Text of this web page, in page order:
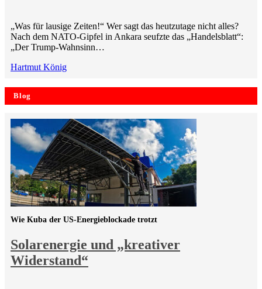
„Was für lausige Zeiten!“ Wer sagt das heutzutage nicht alles?
Nach dem NATO-Gipfel in Ankara seufzte das „Handelsblatt“:
„Der Trump-Wahnsinn…
Hartmut König
Blog
Solarenergie und „kreativer
Widerstand“
Wie Kuba der US-Energieblockade trotzt